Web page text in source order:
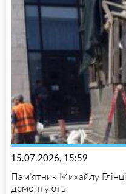
15.07.2026, 15:59
Пам’ятник Михайлу
демонтують